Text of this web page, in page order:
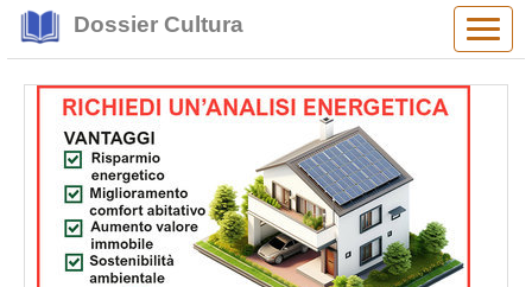
Dossier Cultura